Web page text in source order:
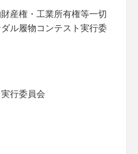
産権・工業所有権等一切
ル履物コンテスト実行委
行委員会